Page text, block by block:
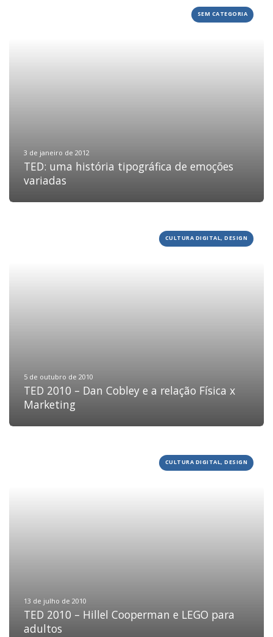
SEM CATEGORIA
3 de janeiro de 2012
TED: uma história tipográfica de emoções
variadas
CULTURA DIGITAL, DESIGN
5 de outubro de 2010
TED 2010 – Dan Cobley e a relação Física x
Marketing
CULTURA DIGITAL, DESIGN
13 de julho de 2010
TED 2010 – Hillel Cooperman e LEGO para
adultos